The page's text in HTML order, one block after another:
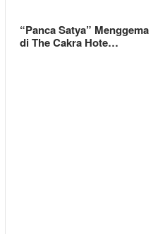
“Panca Satya” Menggema
di The Cakra Hote…